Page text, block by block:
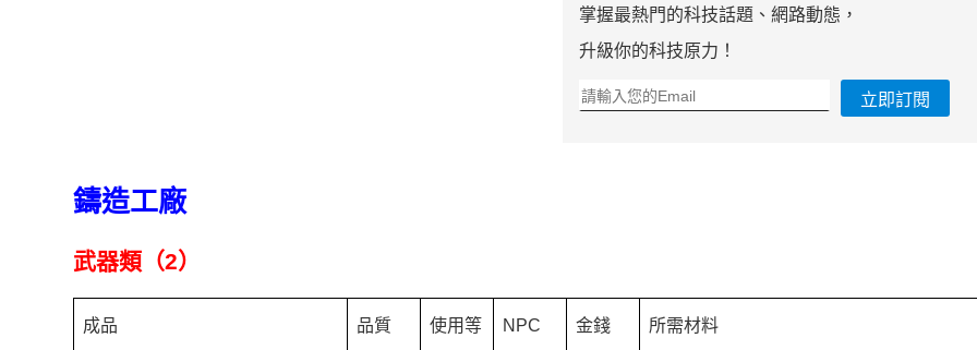
掌握最熱門的科技話題、網路動態，
升級你的科技原力！
立即訂閱
鑄造工廠
武器類（2）
成品 品質
使用等
NPC
金錢 所需材料